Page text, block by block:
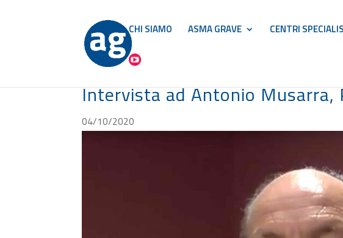
CHI SIAMO ASMA GRAVE CENTRI
Intervista ad Antonio Musarra,
04/10/2020